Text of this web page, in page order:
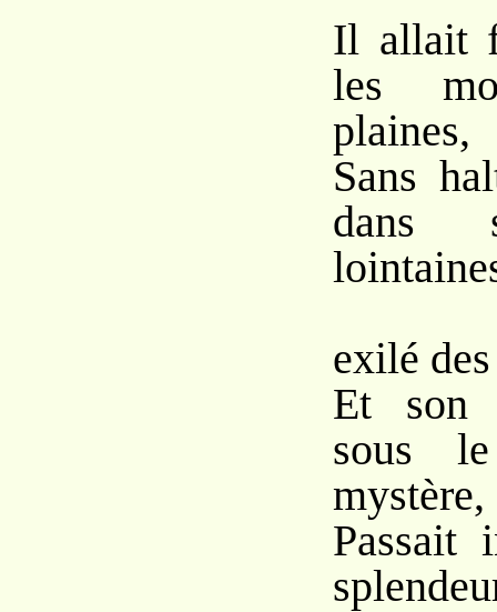
Il allait
les
plaines,
Sans
dans
exilé
Et son
sous
mystère,
Passait